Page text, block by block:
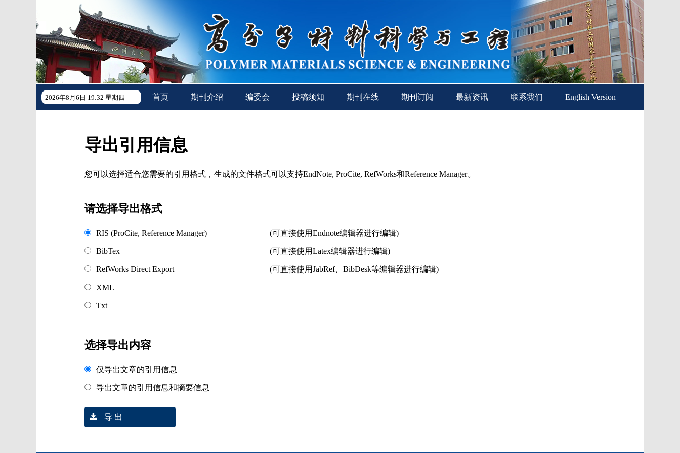
2026年8月6日 19:32 星期四 首页 期刊介绍 编委会 投稿须知 期刊在线 期刊订阅 最新资讯 联系我们 English Version
导出引用信息
您可以选择适合您需要的引用格式，生成的文件格式可以支持EndNote, ProCite, RefWorks和Reference Manager。
请选择导出格式
RIS (ProCite, Reference Manager) (可直接使用Endnote编辑器进行编辑)
BibTex (可直接使用Latex编辑器进行编辑)
RefWorks Direct Export (可直接使用JabRef、BibDesk等编辑器进行编辑)
XML
Txt
选择导出内容
仅导出文章的引用信息
导出文章的引用信息和摘要信息
导 出